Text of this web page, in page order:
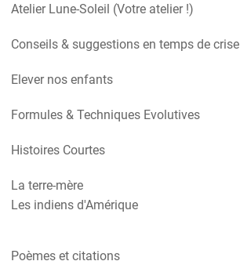
Atelier Lune-Soleil (Votre atelier !)
Conseils & suggestions en temps de crise
Elever nos enfants
Formules & Techniques Evolutives
Histoires Courtes
La terre-mère
Les indiens d'Amérique
Poèmes et citations